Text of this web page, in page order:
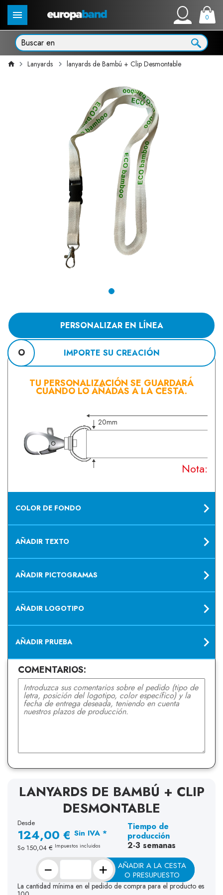
0
Lanyards lanyards de Bambú + Clip Desmontable
PERSONALIZAR EN LÍNEA
O IMPORTE SU CREACIÓN
TU PERSONALIZACIÓN SE GUARDARÁ
CUANDO LO AÑADAS A LA CESTA.
20mm
Nota:
COLOR DE FONDO
AÑADIR TEXTO
AÑADIR PICTOGRAMAS
AÑADIR LOGOTIPO
AÑADIR PRUEBA
COMENTARIOS:
LANYARDS DE BAMBÚ + CLIP
DESMONTABLE
Desde
124,00 € Sin IVA *
So 150,04 € Impuestos incluidos
Tiempo de
producción
2-3 semanas
− +
AÑADIR A LA CESTA
O PRESUPUESTO
La cantidad mínima en el pedido de compra para el producto es